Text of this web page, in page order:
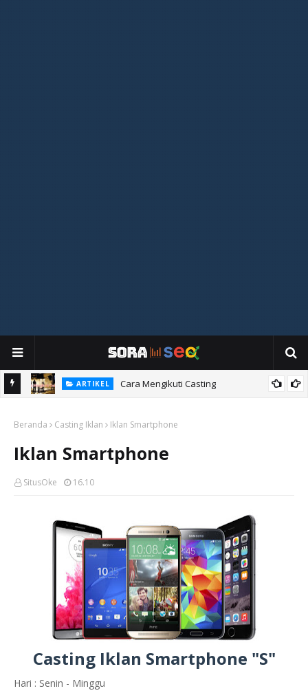
ARTIKEL Cara Mengikuti Casting
Beranda Casting Iklan Iklan Smartphone
Iklan Smartphone
SitusOke 16.10
Casting Iklan Smartphone "S"
Hari : Senin - Minggu